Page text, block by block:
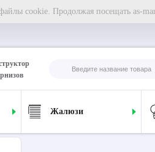
cookie. Продолжая посещать as-
Жалюзи